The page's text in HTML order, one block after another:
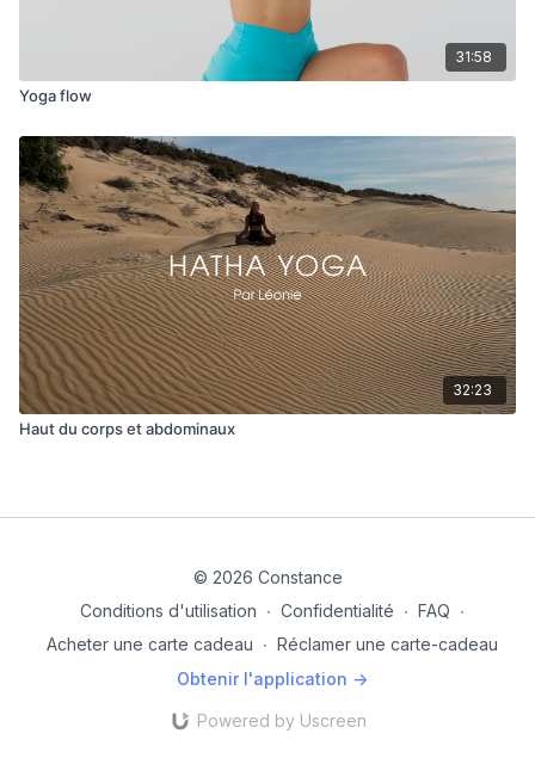
31:58
Yoga flow
32:23
Haut du corps et abdominaux
© 2026 Constance
Conditions d'utilisation ∙ Confidentialité ∙ FAQ ∙
Acheter une carte cadeau ∙ Réclamer une carte-cadeau
Obtenir l'application ->
Powered by Uscreen